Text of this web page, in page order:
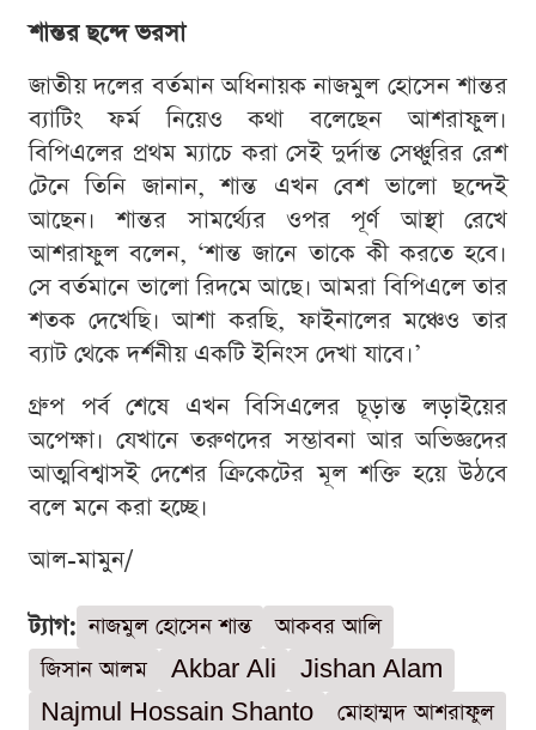
শান্তর ছন্দে ভরসা
জাতীয় দলের বর্তমান অধিনায়ক নাজমুল হোসেন শান্তর
ব্যাটিং ফর্ম নিয়েও কথা বলেছেন আশরাফুল।
বিপিএলের প্রথম ম্যাচে করা সেই দুর্দান্ত সেঞ্চুরির রেশ
টেনে তিনি জানান, শান্ত এখন বেশ ভালো ছন্দেই
আছেন। শান্তর সামর্থ্যের ওপর পূর্ণ আস্থা রেখে
আশরাফুল বলেন, ‘শান্ত জানে তাকে কী করতে হবে।
সে বর্তমানে ভালো রিদমে আছে। আমরা বিপিএলে তার
শতক দেখেছি। আশা করছি, ফাইনালের মঞ্চেও তার
ব্যাট থেকে দর্শনীয় একটি ইনিংস দেখা যাবে।’
গ্রুপ পর্ব শেষে এখন বিসিএলের চূড়ান্ত লড়াইয়ের
অপেক্ষা। যেখানে তরুণদের সম্ভাবনা আর অভিজ্ঞদের
আত্মবিশ্বাসই দেশের ক্রিকেটের মূল শক্তি হয়ে উঠবে
বলে মনে করা হচ্ছে।
আল-মামুন/
ট্যাগ: নাজমুল হোসেন শান্ত
আকবর আলি
জিসান আলম
Akbar Ali
Jishan Alam
Najmul Hossain Shanto
মোহাম্মদ আশরাফুল